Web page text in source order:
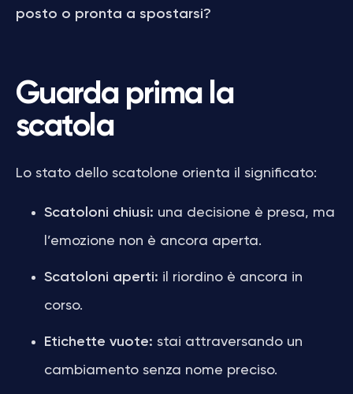
posto o pronta a spostarsi?
Guarda prima la
scatola
Lo stato dello scatolone orienta il significato:
Scatoloni chiusi: una decisione è presa, ma
l’emozione non è ancora aperta.
Scatoloni aperti: il riordino è ancora in
corso.
Etichette vuote: stai attraversando un
cambiamento senza nome preciso.